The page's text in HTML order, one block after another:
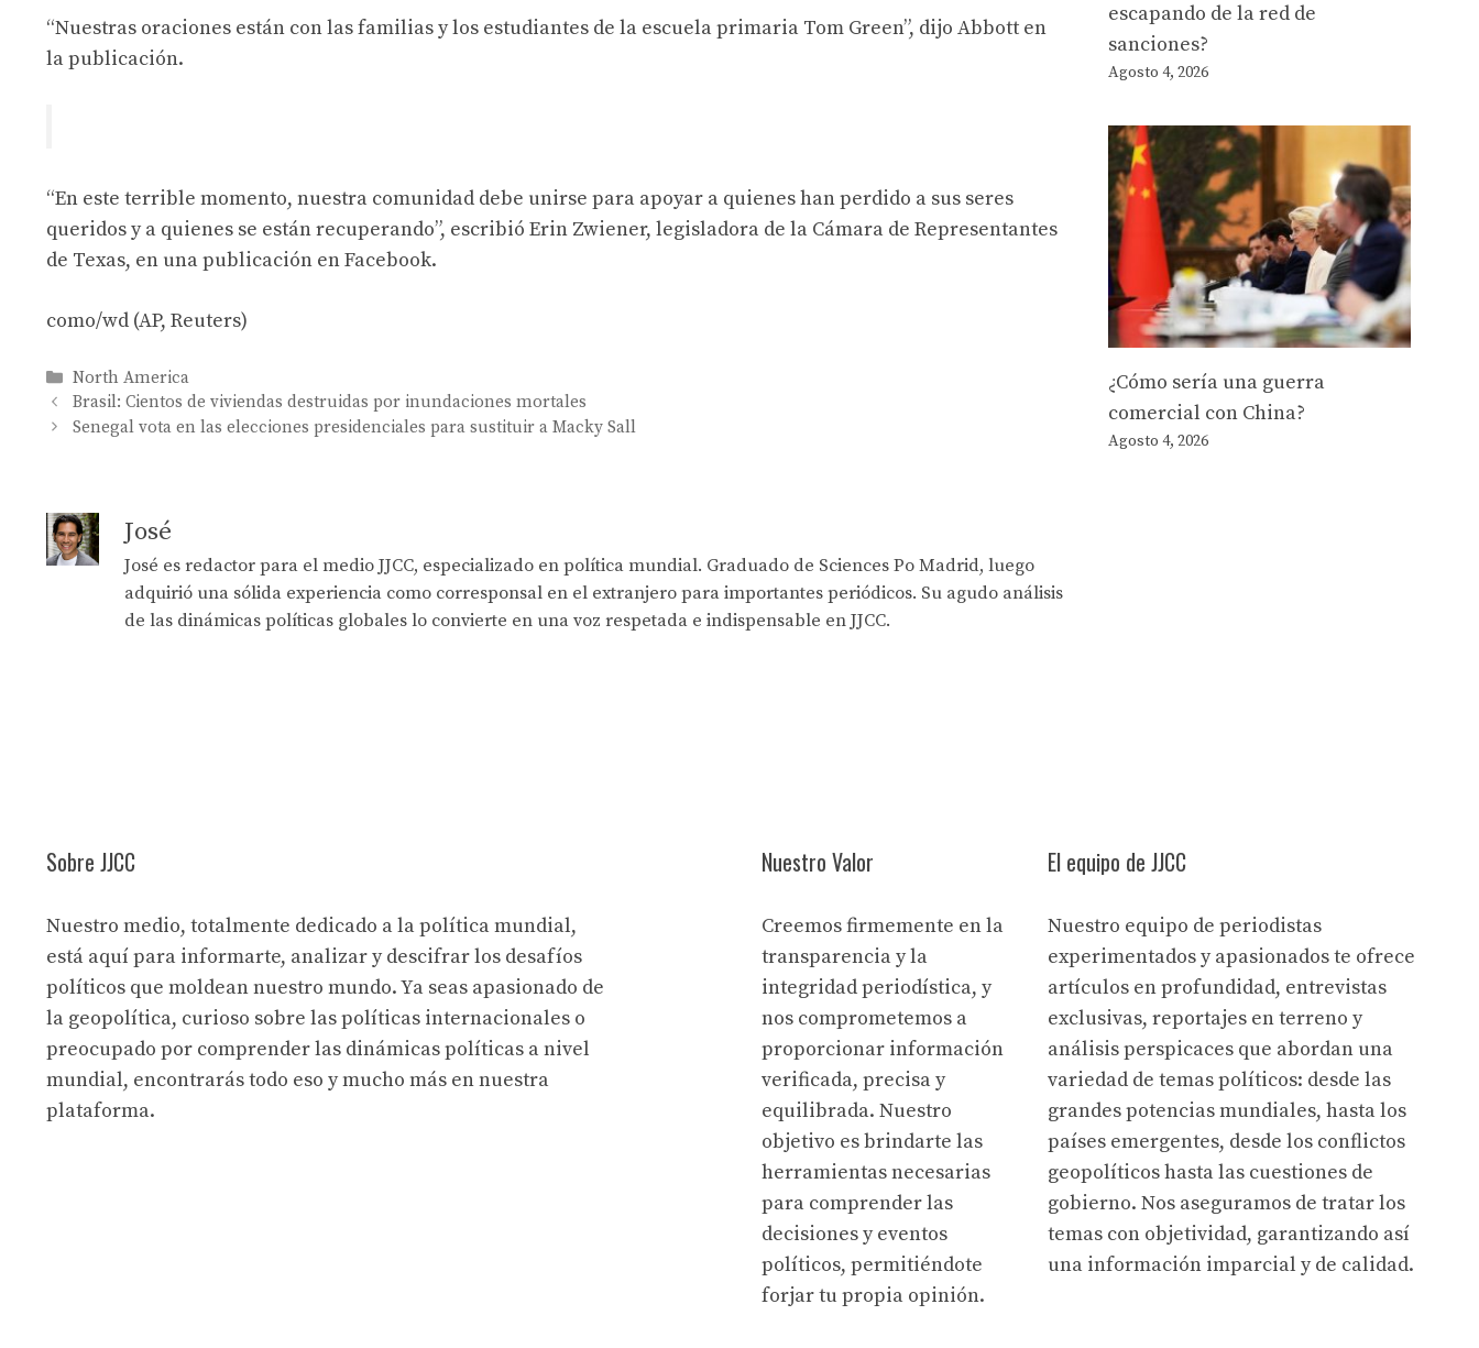
“Nuestras oraciones están con las familias y los estudiantes de la escuela primaria Tom Green”, dijo Abbott en
la publicación.
“En este terrible momento, nuestra comunidad debe unirse para apoyar a quienes han perdido a sus seres
queridos y a quienes se están recuperando”, escribió Erin Zwiener, legisladora de la Cámara de Representantes
de Texas, en una publicación en Facebook.
como/wd (AP, Reuters)
Categories
North America
Brasil: Cientos de viviendas destruidas por inundaciones mortales
Senegal vota en las elecciones presidenciales para sustituir a Macky Sall
José
José es redactor para el medio JJCC, especializado en política mundial. Graduado de Sciences Po Madrid, luego
adquirió una sólida experiencia como corresponsal en el extranjero para importantes periódicos. Su agudo análisis
de las dinámicas políticas globales lo convierte en una voz respetada e indispensable en JJCC.
escapando de la red de
sanciones?
Agosto 4, 2026
¿Cómo sería una guerra
comercial con China?
Agosto 4, 2026
Sobre JJCC
Nuestro medio, totalmente dedicado a la política mundial,
está aquí para informarte, analizar y descifrar los desafíos
políticos que moldean nuestro mundo. Ya seas apasionado de
la geopolítica, curioso sobre las políticas internacionales o
preocupado por comprender las dinámicas políticas a nivel
mundial, encontrarás todo eso y mucho más en nuestra
plataforma.
Nuestro Valor
Creemos firmemente en la
transparencia y la
integridad periodística, y
nos comprometemos a
proporcionar información
verificada, precisa y
equilibrada. Nuestro
objetivo es brindarte las
herramientas necesarias
para comprender las
decisiones y eventos
políticos, permitiéndote
forjar tu propia opinión.
El equipo de JJCC
Nuestro equipo de periodistas
experimentados y apasionados te ofrece
artículos en profundidad, entrevistas
exclusivas, reportajes en terreno y
análisis perspicaces que abordan una
variedad de temas políticos: desde las
grandes potencias mundiales, hasta los
países emergentes, desde los conflictos
geopolíticos hasta las cuestiones de
gobierno. Nos aseguramos de tratar los
temas con objetividad, garantizando así
una información imparcial y de calidad.